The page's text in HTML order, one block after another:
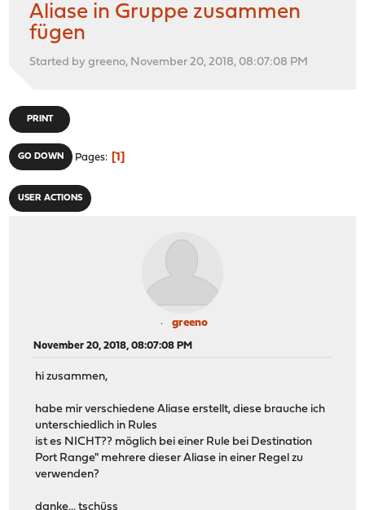
Aliase in Gruppe zusammen
fügen
Started by greeno, November 20, 2018, 08:07:08 PM
PRINT
GO DOWN Pages 1
USER ACTIONS
greeno
November 20, 2018, 08:07:08 PM
hi zusammen,
habe mir verschiedene Aliase erstellt, diese brauche ich
unterschiedlich in Rules
ist es NICHT?? möglich bei einer Rule bei Destination
Port Range" mehrere dieser Aliase in einer Regel zu
verwenden?
danke... tschüss